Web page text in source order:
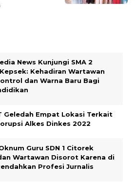
News Kunjungi SMA 2
Kehadiran Wartawan
dan Warna Baru Bagi
Geledah Empat Lokasi Terkait
Alkes Dinkes 2022
Guru SDN 1 Citorek
Wartawan Disorot Karena di
Profesi Jurnalis